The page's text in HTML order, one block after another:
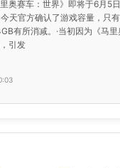
奥赛车：世界》即将于6月5
天官方确认了游戏容量，只
有所消减。·当初因为《马
引发